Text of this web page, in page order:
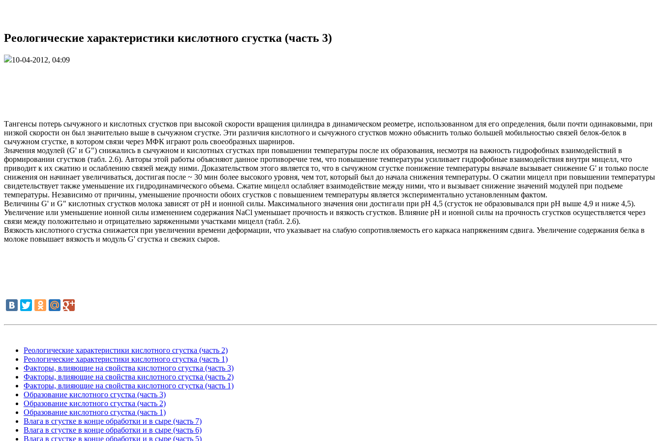
Реологические характеристики кислотного сгустка (часть 3)
10-04-2012, 04:09
Тангенсы потерь сычужного и кислотных сгустков при высокой скорости вращения цилиндра в динамическом реометре, использованном для его определения, были почти одинаковыми, при
низкой скорости он был значительно выше в сычужном сгустке. Эти различия кислотного и сычужного сгустков можно объяснить только большей мобильностью связей белок-белок в
сычужном сгустке, в котором связи через МФК играют роль своеобразных шарниров.
Значения модулей (G' и G") снижались в сычужном и кислотных сгустках при повышении температуры после их образования, несмотря на важность гидрофобных взаимодействий в
формировании сгустков (табл. 2.6). Авторы этой работы объясняют данное противоречие тем, что повышение температуры усиливает гидрофобные взаимодействия внутри мицелл, что
приводит к их сжатию и ослаблению связей между ними. Доказательством этого является то, что в сычужном сгустке понижение температуры вначале вызывает снижение G' и только после
снижения он начинает увеличиваться, достигая после ~ 30 мин более высокого уровня, чем тот, который был до начала снижения температуры. О сжатии мицелл при повышении температуры
свидетельствует также уменьшение их гидродинамического объема. Сжатие мицелл ослабляет взаимодействие между ними, что и вызывает снижение значений модулей при подъеме
температуры. Независимо от причины, уменьшение прочности обоих сгустков с повышением температуры является экспериментально установленным фактом.
Величины G' и G" кислотных сгустков молока зависят от pH и ионной силы. Максимального значения они достигали при pH 4,5 (сгусток не образовывался при pH выше 4,9 и ниже 4,5).
Увеличение или уменьшение ионной силы изменением содержания NaCl уменьшает прочность и вязкость сгустков. Влияние pH и ионной силы на прочность сгустков осуществляется через
связи между положительно и отрицательно заряженными участками мицелл (табл. 2.6).
Вязкость кислотного сгустка снижается при увеличении времени деформации, что указывает на слабую сопротивляемость его каркаса напряжениям сдвига. Увеличение содержания белка в
молоке повышает вязкость и модуль G' сгустка и свежих сыров.
Реологические характеристики кислотного сгустка (часть 2)
Реологические характеристики кислотного сгустка (часть 1)
Факторы, влияющие на свойства кислотного сгустка (часть 3)
Факторы, влияющие на свойства кислотного сгустка (часть 2)
Факторы, влияющие на свойства кислотного сгустка (часть 1)
Образование кислотного сгустка (часть 3)
Образование кислотного сгустка (часть 2)
Образование кислотного сгустка (часть 1)
Влага в сгустке в конце обработки и в сыре (часть 7)
Влага в сгустке в конце обработки и в сыре (часть 6)
Влага в сгустке в конце обработки и в сыре (часть 5)